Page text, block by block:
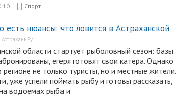
Спорт
есть нюансы: что ловится в Астраханской
Астрахань.Ру
области стартует рыболовный сезон: базы
егеря готовят свои катера. Однако
регионе не только туристы, но и местные жители.
уже успели поймать рыбу и готовы рассказать,
водоемах рыба и